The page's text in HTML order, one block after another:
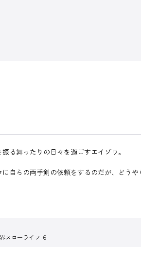
る舞ったりの日々を過ごすエイゾウ。
自らの両手剣の依頼をするのだが、どうや
スローライフ ６